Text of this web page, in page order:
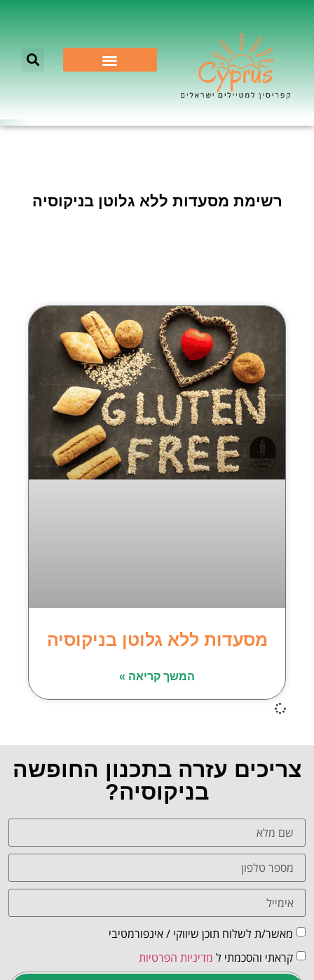
רשימת מסעדות ללא גלוטן בניקוסיה
מסעדות ללא גלוטן בניקוסיה
המשך קריאה »
צריכים עזרה בתכנון החופשה
בניקוסיה?
מאשר/ת לשלוח תוכן שיווקי / אינפורמטיבי
קראתי והסכמתי ל מדיניות הפרטיות